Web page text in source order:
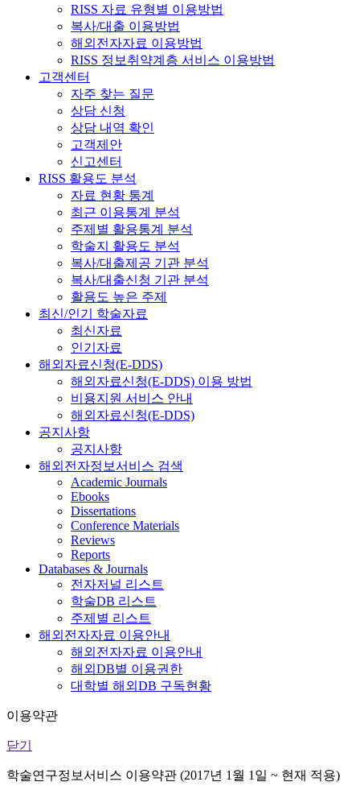
RISS 자료 유형별 이용방법
복사/대출 이용방법
해외전자자료 이용방법
RISS 정보취약계층 서비스 이용방법
고객센터
자주 찾는 질문
상담 신청
상담 내역 확인
고객제안
신고센터
RISS 활용도 분석
자료 현황 통계
최근 이용통계 분석
주제별 활용통계 분석
학술지 활용도 분석
복사/대출제공 기관 분석
복사/대출신청 기관 분석
활용도 높은 주제
최신/인기 학술자료
최신자료
인기자료
해외자료신청(E-DDS)
해외자료신청(E-DDS) 이용 방법
비용지원 서비스 안내
해외자료신청(E-DDS)
공지사항
공지사항
해외전자정보서비스 검색
Academic Journals
Ebooks
Dissertations
Conference Materials
Reviews
Reports
Databases & Journals
전자저널 리스트
학술DB 리스트
주제별 리스트
해외전자자료 이용안내
해외전자자료 이용안내
해외DB별 이용권한
대학별 해외DB 구독현황
이용약관
닫기
학술연구정보서비스 이용약관 (2017년 1월 1일 ~ 현재 적용)